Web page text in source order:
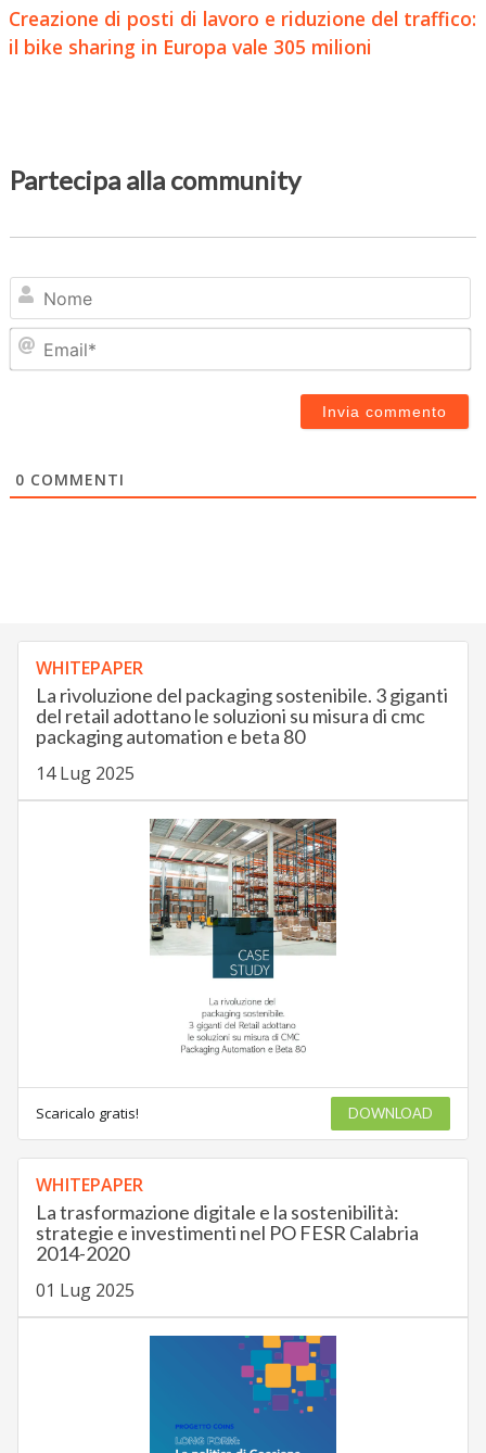
Creazione di posti di lavoro e riduzione del traffico:
il bike sharing in Europa vale 305 milioni
Partecipa alla community
0 COMMENTI
WHITEPAPER
La rivoluzione del packaging sostenibile. 3 giganti
del retail adottano le soluzioni su misura di cmc
packaging automation e beta 80
14 Lug 2025
Scaricalo gratis! DOWNLOAD
WHITEPAPER
La trasformazione digitale e la sostenibilità:
strategie e investimenti nel PO FESR Calabria
2014-2020
01 Lug 2025